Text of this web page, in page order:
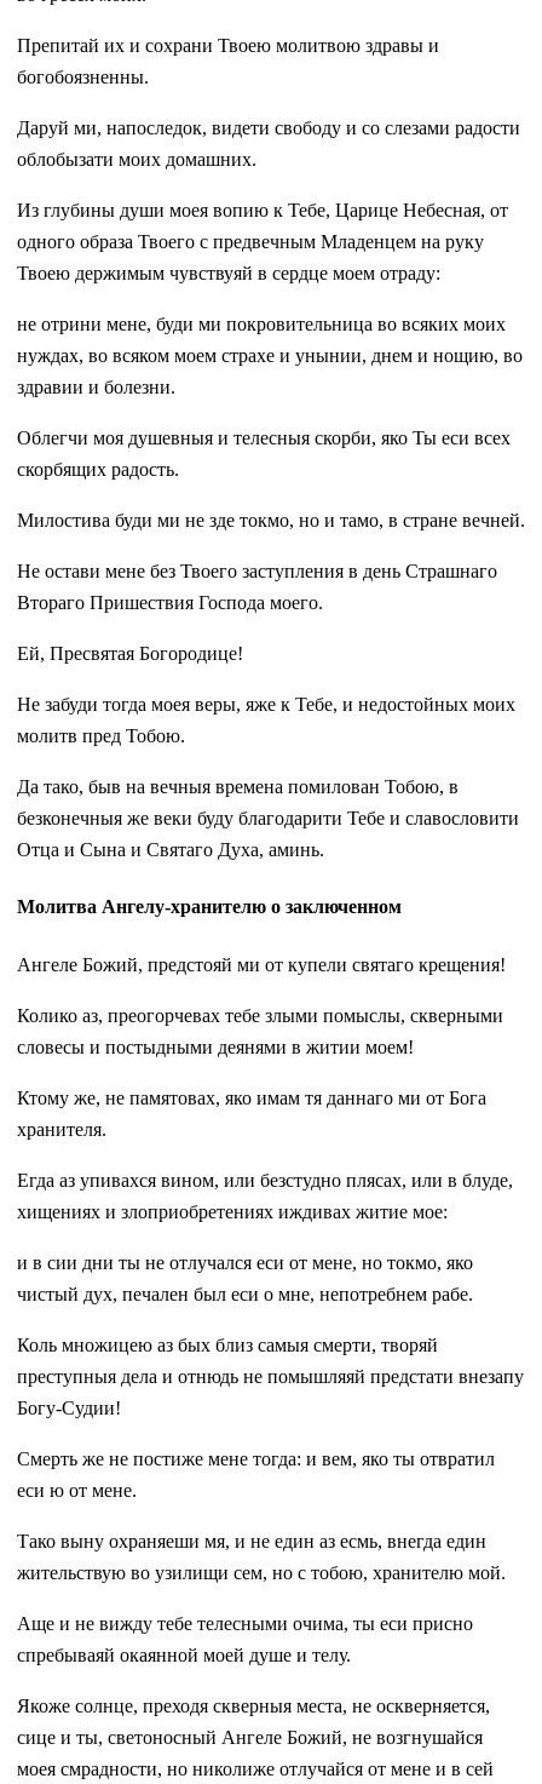
Препитай их и сохрани Твоею молитвою здравы и
богобоязненны.
Даруй ми, напоследок, видети свободу и со слезами радости
облобызати моих домашних.
Из глубины души моея вопию к Тебе, Царице Небесная, от
одного образа Твоего с предвечным Младенцем на руку
Твоею держимым чувствуяй в сердце моем отраду:
не отрини мене, буди ми покровительница во всяких моих
нуждах, во всяком моем страхе и унынии, днем и нощию, во
здравии и болезни.
Облегчи моя душевныя и телесныя скорби, яко Ты еси всех
скорбящих радость.
Милостива буди ми не зде токмо, но и тамо, в стране вечней.
Не остави мене без Твоего заступления в день Страшнаго
Втораго Пришествия Господа моего.
Ей, Пресвятая Богородице!
Не забуди тогда моея веры, яже к Тебе, и недостойных моих
молитв пред Тобою.
Да тако, быв на вечныя времена помилован Тобою, в
безконечныя же веки буду благодарити Тебе и славословити
Отца и Сына и Святаго Духа, аминь.
Молитва Ангелу-хранителю о заключенном
Ангеле Божий, предстояй ми от купели святаго крещения!
Колико аз, преогорчевах тебе злыми помыслы, скверными
словесы и постыдными деянями в житии моем!
Ктому же, не памятовах, яко имам тя даннаго ми от Бога
хранителя.
Егда аз упивахся вином, или безстудно плясах, или в блуде,
хищениях и злоприобретениях иждивах житие мое:
и в сии дни ты не отлучался еси от мене, но токмо, яко
чистый дух, печален был еси о мне, непотребнем рабе.
Коль множицею аз бых близ самыя смерти, творяй
преступныя дела и отнюдь не помышляяй предстати внезапу
Богу-Судии!
Смерть же не постиже мене тогда: и вем, яко ты отвратил
еси ю от мене.
Тако выну охраняеши мя, и не един аз есмь, внегда един
жительствую во узилищи сем, но с тобою, хранителю мой.
Аще и не вижду тебе телесными очима, ты еси присно
спребываяй окаянной моей душе и телу.
Якоже солнце, преходя скверныя места, не оскверняется,
сице и ты, светоносный Ангеле Божий, не возгнушайся
моея смрадности, но николиже отлучайся от мене и в сей